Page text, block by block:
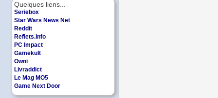
Quelques liens...
Seriebox
Star Wars News Net
Reddit
Reflets.info
PC Impact
Gamekult
Owni
Livraddict
Le Mag MO5
Game Next Door